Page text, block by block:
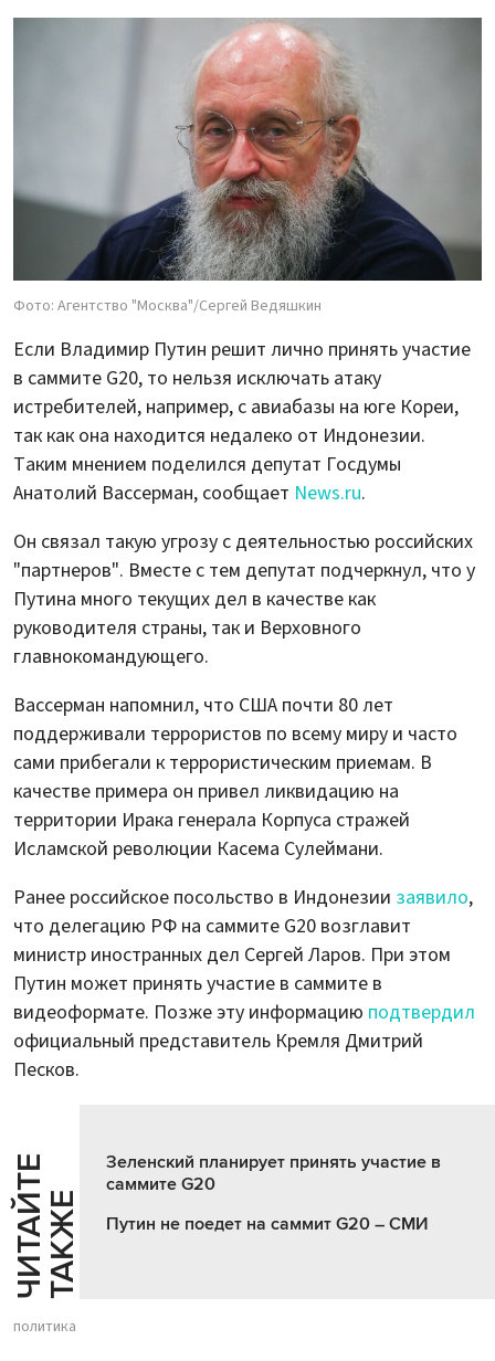
Фото: Агентство "Москва"/Сергей Ведяшкин
Если Владимир Путин решит лично принять участие
в саммите G20, то нельзя исключать атаку
истребителей, например, с авиабазы на юге Кореи,
так как она находится недалеко от Индонезии.
Таким мнением поделился депутат Госдумы
Анатолий Вассерман, сообщает News.ru.
Он связал такую угрозу с деятельностью российских
"партнеров". Вместе с тем депутат подчеркнул, что у
Путина много текущих дел в качестве как
руководителя страны, так и Верховного
главнокомандующего.
Вассерман напомнил, что США почти 80 лет
поддерживали террористов по всему миру и часто
сами прибегали к террористическим приемам. В
качестве примера он привел ликвидацию на
территории Ирака генерала Корпуса стражей
Исламской революции Касема Сулеймани.
Ранее российское посольство в Индонезии заявило,
что делегацию РФ на саммите G20 возглавит
министр иностранных дел Сергей Ларов. При этом
Путин может принять участие в саммите в
видеоформате. Позже эту информацию подтвердил
официальный представитель Кремля Дмитрий
Песков.
Ч
И
Т
АЙ
Т
Е
Т
А
К
ЖЕ
Зеленский планирует принять участие в
саммите G20
Путин не поедет на саммит G20 – СМИ
политика